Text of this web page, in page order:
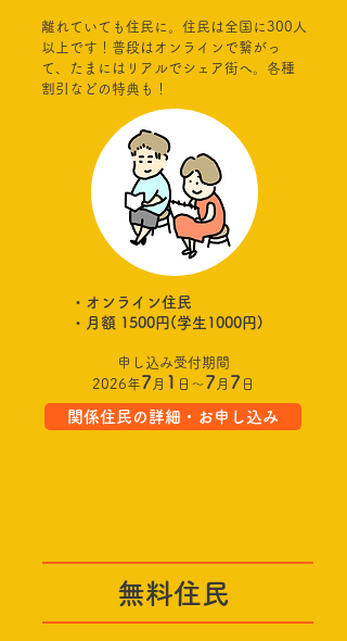
離れていても住民に。住民は全国に300人
以上です！普段はオンラインで繋がっ
て、たまにはリアルでシェア街へ。各種
割引などの特典も！
関係住民の詳細・お申し込み
・オンライン住民
・月額 1500円(学生1000円)
申し込み受付期間
2026年7 月 1 日 〜7 月 7 日
​無料住民